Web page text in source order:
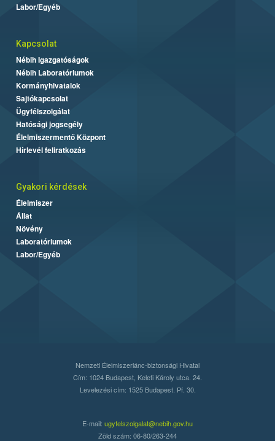
Labor/Egyéb
Kapcsolat
Nébih Igazgatóságok
Nébih Laboratóriumok
Kormányhivatalok
Sajtókapcsolat
Ügyfélszolgálat
Hatósági jogsegély
Élelmiszermentő Központ
Hírlevél feliratkozás
Gyakori kérdések
Élelmiszer
Állat
Növény
Laboratóriumok
Labor/Egyéb
Nemzeti Élelmiszerlánc-biztonsági Hivatal
Cím: 1024 Budapest, Keleti Károly utca. 24.
Levelezési cím: 1525 Budapest. Pf. 30.
E-mail: ugyfelszolgalat@nebih.gov.hu
Zöld szám: 06-80/263-244